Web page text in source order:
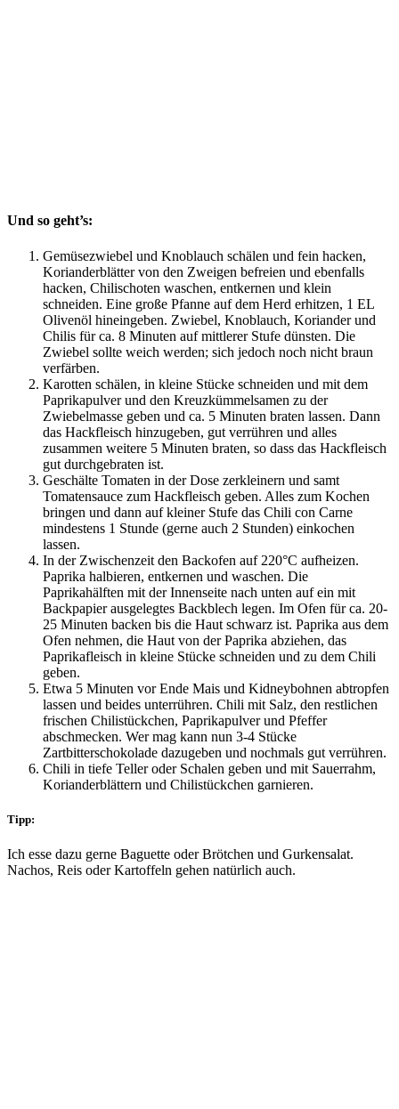
Und so geht’s:
Gemüsezwiebel und Knoblauch schälen und fein hacken,
Korianderblätter von den Zweigen befreien und ebenfalls
hacken, Chilischoten waschen, entkernen und klein
schneiden. Eine große Pfanne auf dem Herd erhitzen, 1 EL
Olivenöl hineingeben. Zwiebel, Knoblauch, Koriander und
Chilis für ca. 8 Minuten auf mittlerer Stufe dünsten. Die
Zwiebel sollte weich werden; sich jedoch noch nicht braun
verfärben.
Karotten schälen, in kleine Stücke schneiden und mit dem
Paprikapulver und den Kreuzkümmelsamen zu der
Zwiebelmasse geben und ca. 5 Minuten braten lassen. Dann
das Hackfleisch hinzugeben, gut verrühren und alles
zusammen weitere 5 Minuten braten, so dass das Hackfleisch
gut durchgebraten ist.
Geschälte Tomaten in der Dose zerkleinern und samt
Tomatensauce zum Hackfleisch geben. Alles zum Kochen
bringen und dann auf kleiner Stufe das Chili con Carne
mindestens 1 Stunde (gerne auch 2 Stunden) einkochen
lassen.
In der Zwischenzeit den Backofen auf 220°C aufheizen.
Paprika halbieren, entkernen und waschen. Die
Paprikahälften mit der Innenseite nach unten auf ein mit
Backpapier ausgelegtes Backblech legen. Im Ofen für ca. 20-
25 Minuten backen bis die Haut schwarz ist. Paprika aus dem
Ofen nehmen, die Haut von der Paprika abziehen, das
Paprikafleisch in kleine Stücke schneiden und zu dem Chili
geben.
Etwa 5 Minuten vor Ende Mais und Kidneybohnen abtropfen
lassen und beides unterrühren. Chili mit Salz, den restlichen
frischen Chilistückchen, Paprikapulver und Pfeffer
abschmecken. Wer mag kann nun 3-4 Stücke
Zartbitterschokolade dazugeben und nochmals gut verrühren.
Chili in tiefe Teller oder Schalen geben und mit Sauerrahm,
Korianderblättern und Chilistückchen garnieren.
Tipp:
Ich esse dazu gerne Baguette oder Brötchen und Gurkensalat.
Nachos, Reis oder Kartoffeln gehen natürlich auch.